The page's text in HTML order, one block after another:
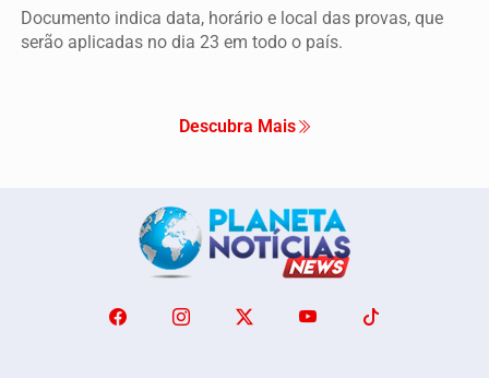
Documento indica data, horário e local das provas, que
serão aplicadas no dia 23 em todo o país.
Descubra Mais